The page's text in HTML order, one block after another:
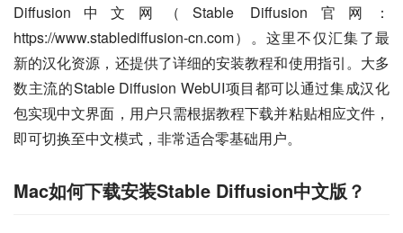
Diffusion中文网（Stable Diffusion官网：
https://www.stablediffusion-cn.com）。这里不仅汇集了最
新的汉化资源，还提供了详细的安装教程和使用指引。大多
数主流的Stable Diffusion WebUI项目都可以通过集成汉化
包实现中文界面，用户只需根据教程下载并粘贴相应文件，
即可切换至中文模式，非常适合零基础用户。
Mac如何下载安装Stable Diffusion中文版？